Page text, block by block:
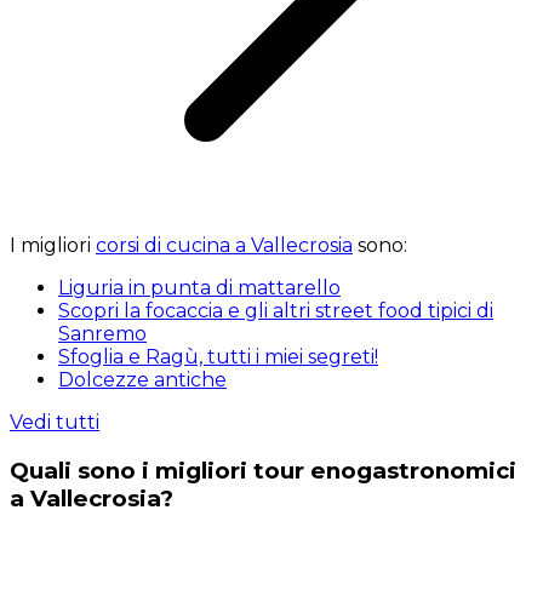
I migliori corsi di cucina a Vallecrosia sono:
Liguria in punta di mattarello
Scopri la focaccia e gli altri street food tipici di
Sanremo
Sfoglia e Ragù, tutti i miei segreti!
Dolcezze antiche
Vedi tutti
Quali sono i migliori tour enogastronomici
a Vallecrosia?